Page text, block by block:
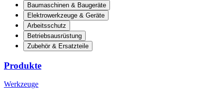
Baumaschinen & Baugeräte
Elektrowerkzeuge & Geräte
Arbeitsschutz
Betriebsausrüstung
Zubehör & Ersatzteile
Produkte
Werkzeuge